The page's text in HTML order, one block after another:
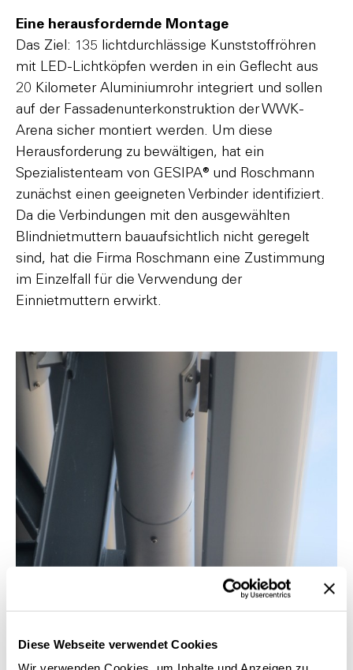
Diese Webseite verwendet Cookies
Eine herausfordernde Montage
Das Ziel: 135 lichtdurchlässige Kunststoffröhren
mit LED-Lichtköpfen werden in ein Geflecht aus
20 Kilometer Aluminiumrohr integriert und sollen
auf der Fassadenunterkonstruktion der WWK-
Arena sicher montiert werden. Um diese
Herausforderung zu bewältigen, hat ein
Spezialistenteam von GESIPA® und Roschmann
zunächst einen geeigneten Verbinder identifiziert.
Da die Verbindungen mit den ausgewählten
Blindnietmuttern bauaufsichtlich nicht geregelt
sind, hat die Firma Roschmann eine Zustimmung
im Einzelfall für die Verwendung der
Einnietmuttern erwirkt.